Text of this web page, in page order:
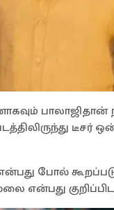
பாலாஜிதான்
டீசர்
போல்
என்பது